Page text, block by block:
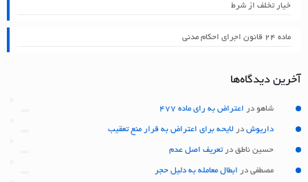
خیار تخلف از شرط
ماده ۲۴ قانون اجرای احکام مدنی
آخرین دیدگاه‌ها
شاهو در اعتراض به رای ماده 477
داریوش در لایحه برای اعتراض به قرار منع تعقیب
حسین ناطق درتعریف اصل عدم
مصطفی در ابطال معامله به دلیل حجر